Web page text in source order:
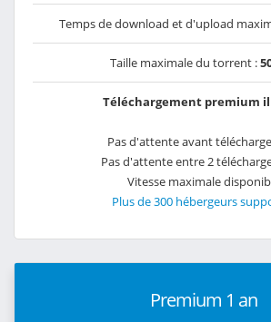
Temps de download et d'upload
Taille maximale du torrent :
Téléchargement premium
Pas d'attente avant
Pas d'attente entre 2
Vitesse maximale
Plus de 300 hébergeurs
Premium 1 an